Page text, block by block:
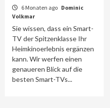
6 Monaten ago Dominic
Volkmar
Sie wissen, dass ein Smart-
TV der Spitzenklasse Ihr
Heimkinoerlebnis ergänzen
kann. Wir werfen einen
genaueren Blick auf die
besten Smart-TVs...